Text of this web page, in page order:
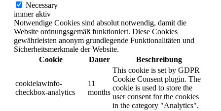
Necessary
immer aktiv
Notwendige Cookies sind absolut notwendig, damit die
Website ordnungsgemäß funktioniert. Diese Cookies
gewährleisten anonym grundlegende Funktionalitäten und
Sicherheitsmerkmale der Website.
Cookie
Dauer Beschreibung
cookielawinfo-
checkbox-analytics
11
months
This cookie is set by GDPR
Cookie Consent plugin. The
cookie is used to store the
user consent for the cookies
in the category "Analytics".